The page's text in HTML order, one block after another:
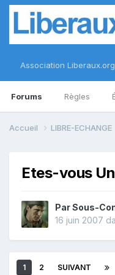
Association Liberaux.org
Forums Règles
Accueil LIBRE-ECHANGE
Etes-vous
ParSous-
16 juin 2007
1 2 SUIVANT